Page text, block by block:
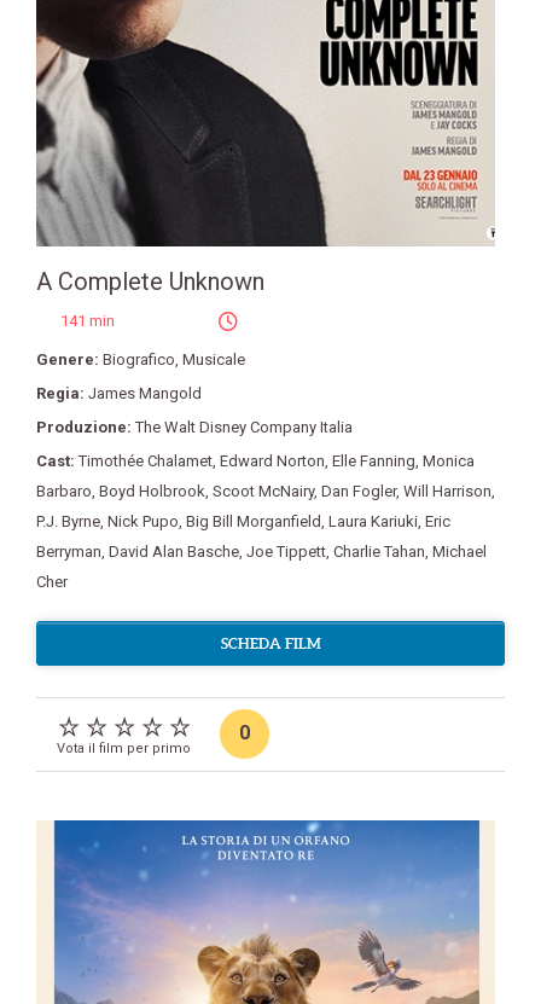
A Complete Unknown
141 min
Genere: Biografico Musicale
Regia: James Mangold
Produzione:The Walt Disney Company Italia
Cast:Timothée Chalamet Edward Norton Elle Fanning Monica
Barbaro Boyd Holbrook Scoot McNairy, Dan Fogler, Will Harrison
P.J. Byrne Nick Pupo Big Bill Morganfield Laura Kariuki Eric
Berryman David Alan Basche Joe Tippett Charlie Tahan Michael
Cher
SCHEDA FILM
Vota il film per primo
0